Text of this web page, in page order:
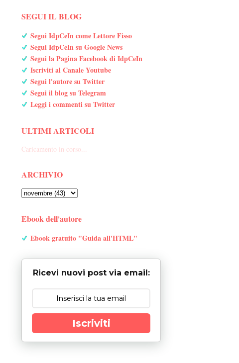
SEGUI IL BLOG
Segui IdpCeIn come Lettore Fisso
Segui IdpCeIn su Google News
Segui la Pagina Facebook di IdpCeIn
Iscriviti al Canale Youtube
Segui l'autore su Twitter
Segui il blog su Telegram
Leggi i commenti su Twitter
ULTIMI ARTICOLI
Caricamento in corso...
ARCHIVIO
Ebook dell'autore
Ebook gratuito "Guida all'HTML"
Ricevi nuovi post via email:
Iscriviti